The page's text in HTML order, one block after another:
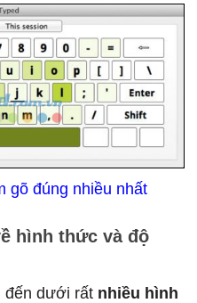
gõ đúng nhiều nhất
hình thức và độ
đến dưới rất nhiều hình